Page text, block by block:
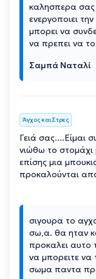
καλησπερα σας
ενεργοποιει
μπορει να
να πρεπει να
Σαμπά Ναταλί
Άγχος και Στρες
Γειά σας....Είμαι
νιώθω το στομάχι
επίσης μια
προκαλούνται
σιγουρα το
σω,α. θα ηταν
προκαλει αυτο
να μπορειτε να
σωμα παντα